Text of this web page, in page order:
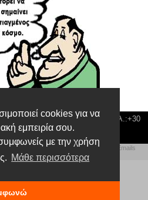
cookies για να
εμπειρία σου.
με την χρήση
Μάθε περισσότερα
3 ΤΚ-35132 ΛΑΜΙΑ | Τηλ.:+30
|news@lamianews.gr
Προσωπικών Δεδομένων |
Πολιτική Emails
byWeb Technical Team